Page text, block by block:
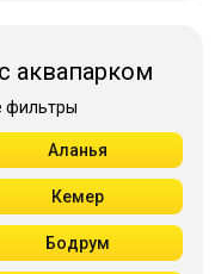
аквапарком
фильтры
Аланья
Кемер
Бодрум